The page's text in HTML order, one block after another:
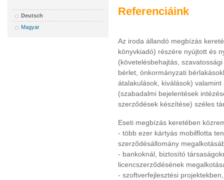
Deutsch
Magyar
Referenciáink
Az iroda állandó megbízás
könyvkiadó) részére nyújtott és
(követelésbehajtás,
bérlet, önkormányzati
átalakulások, kiválások)
(szabadalmi bejelentések
szerződések készítése) széles
Eseti megbízás keretében
- több ezer kártyás mobilflotta
szerződésállomány
- bankoknál, biztosító
licencszerződésének
- szoftverfejlesztési